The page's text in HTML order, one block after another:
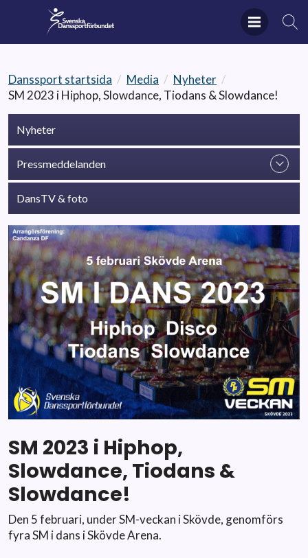
Danssport startsida / Media / Nyheter /
SM 2023 i Hiphop, Slowdance, Tiodans & Slowdance!
Nyheter
Pressmeddelanden
DansTV & foto
SM 2023 i Hiphop,
Slowdance, Tiodans &
Slowdance!
Den 5 februari, under SM-veckan i Skövde, genomförs
fyra SM i dans i Skövde Arena.